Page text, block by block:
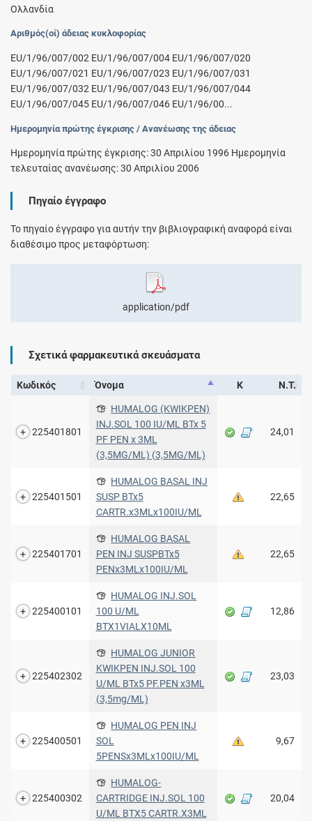
Ολλανδία
Αριθμός(οί) άδειας κυκλοφορίας
EU/1/96/007/002 EU/1/96/007/004 EU/1/96/007/020
EU/1/96/007/021 EU/1/96/007/023 EU/1/96/007/031
EU/1/96/007/032 EU/1/96/007/043 EU/1/96/007/044
EU/1/96/007/045 EU/1/96/007/046 EU/1/96/00...
Ημερομηνία πρώτης έγκρισης / Ανανέωσης της άδειας
Ημερομηνία πρώτης έγκρισης: 30 Απριλίου 1996 Ημερομηνία
τελευταίας ανανέωσης: 30 Απριλίου 2006
Πηγαίο έγγραφο
Το πηγαίο έγγραφο για αυτήν την βιβλιογραφική αναφορά είναι
διαθέσιμο προς μεταφόρτωση:
application/pdf
Σχετικά φαρμακευτικά σκευάσματα
Κωδικός Όνομα Κ Ν.Τ.
225401801
HUMALOG (KWIKPEN)
INJ.SOL 100 IU/ML BTx 5
PF PEN x 3ML
(3,5MG/ML) (3,5MG/ML)
24,01
225401501
HUMALOG BASAL INJ
SUSP BTx5
CARTR.x3MLx100IU/ML
22,65
225401701
HUMALOG BASAL
PEN INJ SUSPBTx5
PENx3MLx100IU/ML
22,65
225400101
HUMALOG INJ.SOL
100 U/ML
BTX1VIALX10ML
12,86
225402302
HUMALOG JUNIOR
KWIKPEN INJ.SOL 100
U/ML BTx5 PF.PEN x3ML
(3,5mg/ML)
23,03
225400501
HUMALOG PEN INJ
SOL
5PENSx3MLx100IU/ML
9,67
225400302
HUMALOG-
CARTRIDGE INJ.SOL 100
U/ML BTX5 CARTR.X3ML
20,04